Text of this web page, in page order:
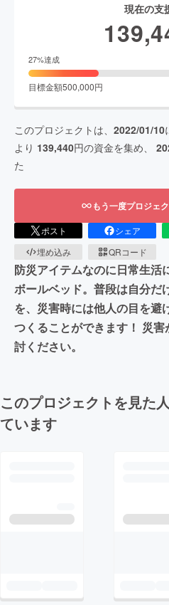
現在の支
27%達成
目標金額500,000円
このプロジェクトは、 2022/01/10
より 139,440円の資金を集め、
た
もう一度プロジェ
ポスト シェア
埋め込み
QRコード
防災アイテムなのに日常生活
ボールベッド。普段は自分だ
を、災害時には他人の目を避
つくることができます！ 災
討ください。
このプロジェクトを見た
ています